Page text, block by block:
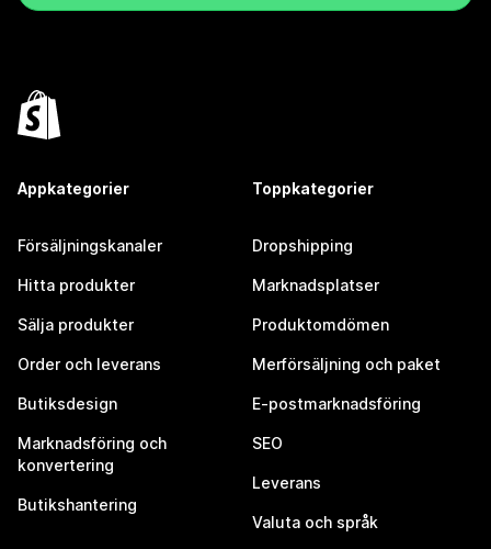
Appkategorier
Försäljningskanaler
Hitta produkter
Sälja produkter
Order och leverans
Butiksdesign
Marknadsföring och
konvertering
Butikshantering
Toppkategorier
Dropshipping
Marknadsplatser
Produktomdömen
Merförsäljning och paket
E-postmarknadsföring
SEO
Leverans
Valuta och språk